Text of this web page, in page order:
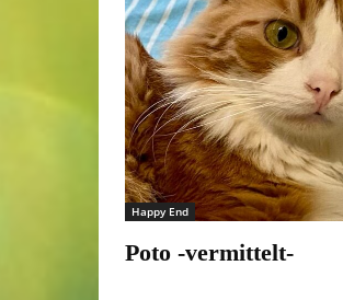
Happy End
Poto -vermittelt-